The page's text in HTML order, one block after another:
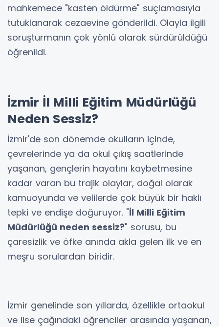
mahkemece "kasten öldürme" suçlamasıyla
tutuklanarak cezaevine gönderildi. Olayla ilgili
soruşturmanın çok yönlü olarak sürdürüldüğü
öğrenildi.
İzmir İl Milli Eğitim Müdürlüğü
Neden Sessiz?
İzmir'de son dönemde okulların içinde,
çevrelerinde ya da okul çıkış saatlerinde
yaşanan, gençlerin hayatını kaybetmesine
kadar varan bu trajik olaylar, doğal olarak
kamuoyunda ve velilerde çok büyük bir haklı
tepki ve endişe doğuruyor. "İl Milli Eğitim
Müdürlüğü neden sessiz?" sorusu, bu
çaresizlik ve öfke anında akla gelen ilk ve en
meşru sorulardan biridir.
İzmir genelinde son yıllarda, özellikle ortaokul
ve lise çağındaki öğrenciler arasında yaşanan,